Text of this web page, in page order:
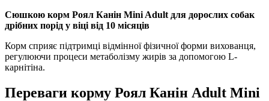
Cюшкою корм Роял Канін Mini Adult для дорослих собак
дрібних порід у віці від 10 місяців
Корм сприяє підтримці відмінної фізичної форми вихованця,
регулюючи процеси метаболізму жирів за допомогою L-
карнітіна.
Переваги корму Роял Канін Adult Mini